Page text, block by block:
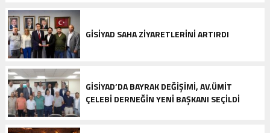
GİSİYAD SAHA ZIYARETLERINI ARTIRDI
GİSİYAD’DA BAYRAK DEĞIŞIMI, AV.ÜMIT
ÇELEBI DERNEĞIN YENI BAŞKANI SEÇILDI